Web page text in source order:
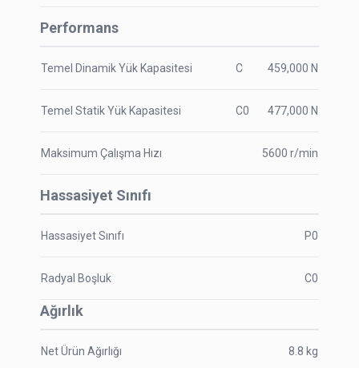
Performans
Temel Dinamik Yük Kapasitesi C 459,000 N
Temel Statik Yük Kapasitesi C0 477,000 N
Maksimum Çalışma Hızı 5600 r/min
Hassasiyet Sınıfı
Hassasiyet Sınıfı P0
Radyal Boşluk C0
Ağırlık
Net Ürün Ağırlığı 8.8 kg